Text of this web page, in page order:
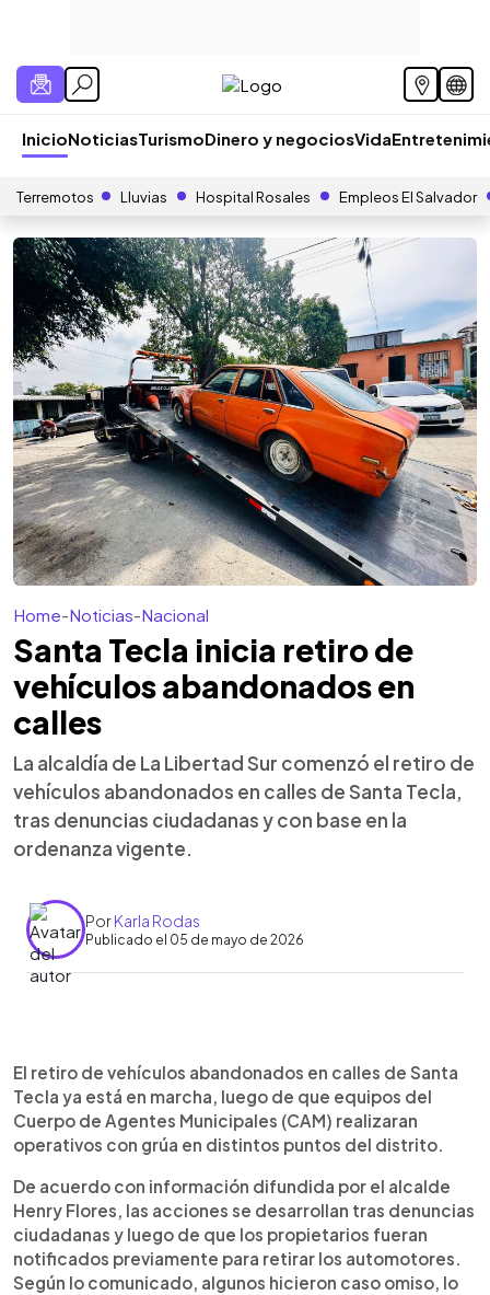
InicioNoticiasTurismoDinero y negociosVida
Terremotos Lluvias Hospital Rosales Empleos El Salvador
Home-Noticias-Nacional
Santa Tecla inicia retiro de
vehículos abandonados en
calles
La alcaldía de La Libertad Sur comenzó el retiro de
vehículos abandonados en calles de Santa Tecla,
tras denuncias ciudadanas y con base en la
ordenanza vigente.
PorKarla Rodas
Publicado el 05 de mayo de 2026
Escuchar artículo
El retiro de vehículos abandonados en calles de Santa
Tecla ya está en marcha, luego de que equipos del
Cuerpo de Agentes Municipales (CAM) realizaran
operativos con grúa en distintos puntos del distrito.
De acuerdo con información difundida por el alcalde
Henry Flores, las acciones se desarrollan tras denuncias
ciudadanas y luego de que los propietarios fueran
notificados previamente para retirar los automotores.
Según lo comunicado, algunos hicieron caso omiso, lo